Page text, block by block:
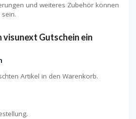
und weiteres Zubehör können
visunext Gutschein ein
Artikel in den Warenkorb.